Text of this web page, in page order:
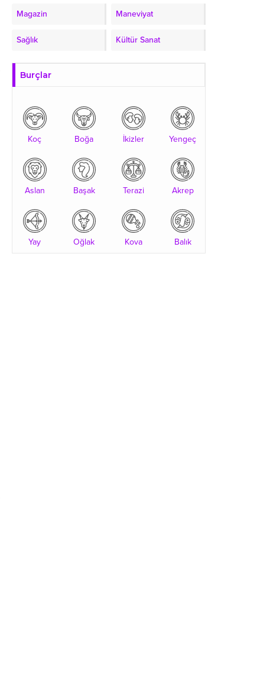
Magazin Maneviyat
Sağlık Kültür Sanat
Burçlar
Koç Boğa İkizler Yengeç
Aslan Başak Terazi Akrep
Yay Oğlak Kova Balık